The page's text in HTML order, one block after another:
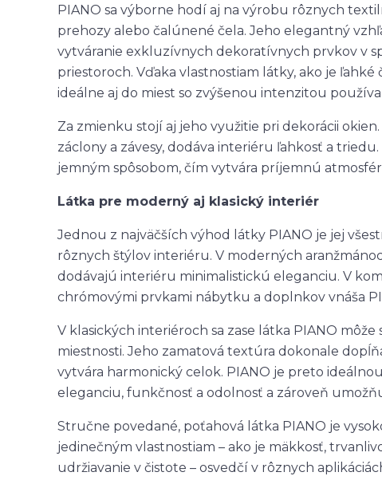
PIANO sa výborne hodí aj na výrobu rôznych
prehozy alebo čalúnené čela. Jeho elegantný
vytváranie exkluzívnych dekoratívnych prvkov v
priestoroch. Vďaka vlastnostiam látky, ako je
ideálne aj do miest so zvýšenou intenzitou
Za zmienku stojí aj jeho využitie pri dekorácii
záclony a závesy, dodáva interiéru ľahkosť a
jemným spôsobom, čím vytvára príjemnú
Látka pre moderný aj klasický interiér
Jednou z najväčších výhod látky PIANO je jej
rôznych štýlov interiéru. V moderných
dodávajú interiéru minimalistickú eleganciu. V
chrómovými prvkami nábytku a doplnkov vnáša
V klasických interiéroch sa zase látka PIANO
miestnosti. Jeho zamatová textúra dokonale
vytvára harmonický celok. PIANO je preto
eleganciu, funkčnosť a odolnosť a zároveň
Stručne povedané, poťahová látka PIANO je
jedinečným vlastnostiam – ako je mäkkosť,
udržiavanie v čistote – osvedčí v rôznych